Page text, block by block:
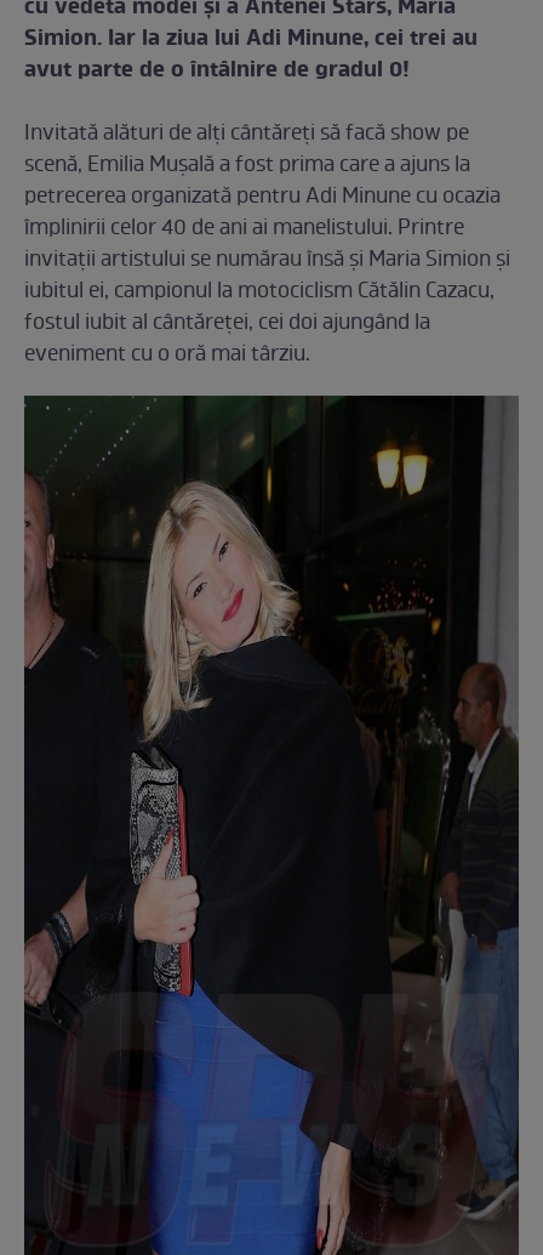
cu vedeta modei și a Antenei Stars, Maria
Simion. Iar la ziua lui Adi Minune, cei trei au
avut parte de o întâlnire de gradul 0!
Invitată alături de alți cântăreți să facă show pe
scenă, Emilia Mușală a fost prima care a ajuns la
petrecerea organizată pentru Adi Minune cu ocazia
împlinirii celor 40 de ani ai manelistului. Printre
invitații artistului se numărau însă și Maria Simion și
iubitul ei, campionul la motociclism Cătălin Cazacu,
fostul iubit al cântăreței, cei doi ajungând la
eveniment cu o oră mai târziu.